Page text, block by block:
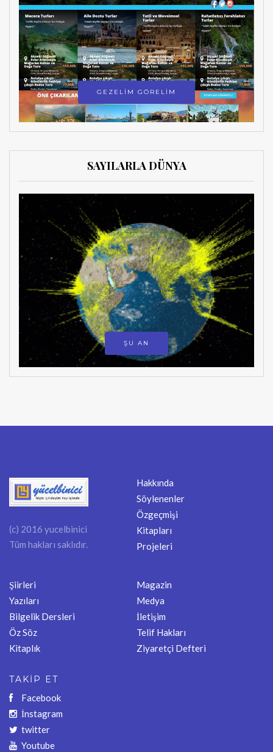
GEZELİM GÖRELİM
SAYILARLA DÜNYA
ŞU AN
(c) 2016 yucelbinici
Tüm hakları saklıdır.
Hakkında
Söylenenler
Özgeçmişi
Kitapları
Projeleri
Şiirleri
Yazıları
Bilgelik Dersleri
Öz Söz
Kitaplık
Magazin
Medya
İletişim
Telif Hakları
Ziyaretçi Defteri
TAKİP ET
Facebook
İnstagram
twitter
Youtube